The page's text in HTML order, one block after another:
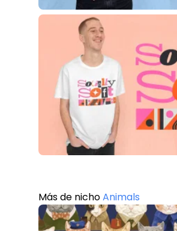
Más de nichoAnimals